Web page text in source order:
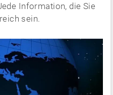
Information, die Sie
sein.